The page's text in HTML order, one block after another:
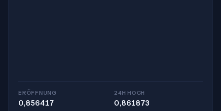
ERÖFFNUNG
0,856417
24H HOCH
0,861873